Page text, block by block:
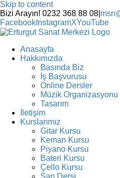
Skip to content
Bizi Arayın! 0232 368 88 08
Facebook InstagramXYouTube
Anasayfa
Hakkımızda
Basında Biz
İş Başvurusu
Online Dersler
Müzik Organizasyonu
Tasarım
İletişim
Kurslarımız
Gitar Kursu
Keman Kursu
Piyano Kursu
Bateri Kursu
Çello Kursu
Şan Dersi